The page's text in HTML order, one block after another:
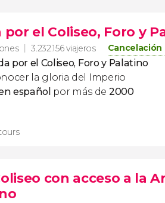
el Coliseo, Foro y
3.232.156 viajeros
por el Coliseo, Foro y Palatino
la gloria del Imperio
español por más de 2000
con acceso a la